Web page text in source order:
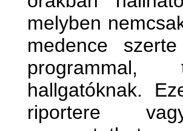
melyben
medence
programmal,
hallgatóknak.
riportere